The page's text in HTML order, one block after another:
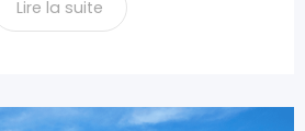
Lire la suite